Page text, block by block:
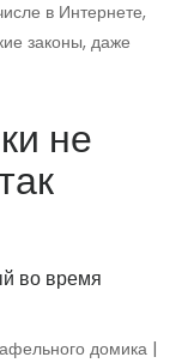
в Интернете,
законы, даже
не
домика |